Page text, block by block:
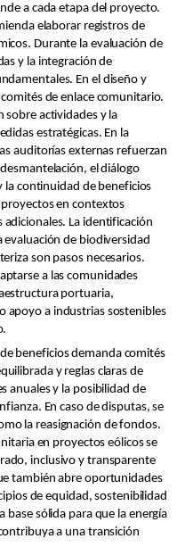
a cada etapa del proyecto.
elaborar registros de
Durante la evaluación de
y la integración de
En el diseño y
de enlace comunitario.
sobre actividades y la
estratégicas. En la
auditorías externas refuerzan
el diálogo
la continuidad de beneficios
proyectos en contextos
La identificación
evaluación de biodiversidad
son pasos necesarios.
a las comunidades
portuaria,
apoyo a industrias sostenibles
beneficios demanda comités
y reglas claras de
anuales y la posibilidad de
En caso de disputas, se
la reasignación de fondos.
en proyectos eólicos se
inclusivo y transparente
también abre oportunidades
de equidad, sostenibilidad
sólida para que la energía
a una transición